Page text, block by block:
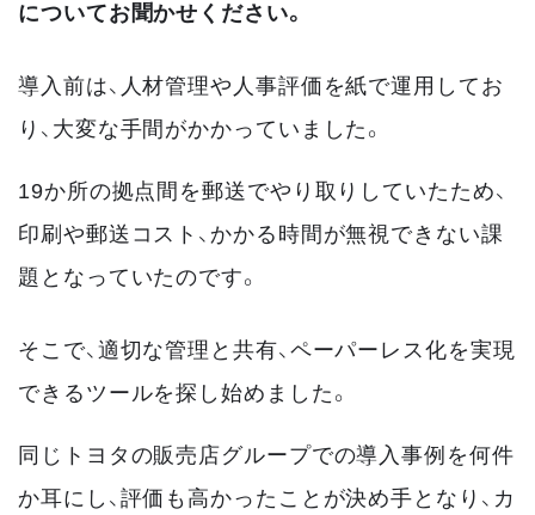
についてお聞かせください。
導入前は、人材管理や人事評価を紙で運用してお
り、大変な手間がかかっていました。
19か所の拠点間を郵送でやり取りしていたため、
印刷や郵送コスト、かかる時間が無視できない課
題となっていたのです。
そこで、適切な管理と共有、ペーパーレス化を実現
できるツールを探し始めました。
同じトヨタの販売店グループでの導入事例を何件
か耳にし、評価も高かったことが決め手となり、カ